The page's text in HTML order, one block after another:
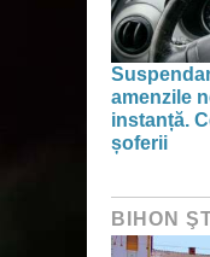
amenzile
instanță.
șoferii
BIHON